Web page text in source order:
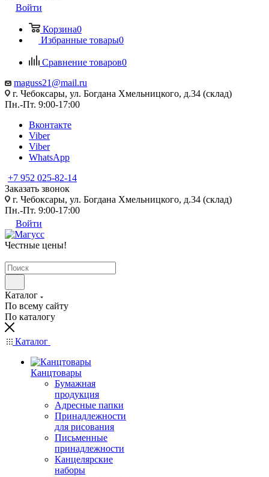
Войти
Корзина0
Избранные товары0
Сравнение товаров0
maguss21@mail.ru
г. Чебоксары, ул. Богдана Хмельницкого, д.34 (склад)
Пн.-Пт. 9:00-17:00
Вконтакте
Viber
Viber
WhatsApp
+7 952 025-82-14
Заказать звонок
г. Чебоксары, ул. Богдана Хмельницкого, д.34 (склад)
Пн.-Пт. 9:00-17:00
Войти
Честные цены!
Каталог
По всему сайту
По каталогу
Каталог
Канцтовары
Бумажная
продукция
Адресные папки
Принадлежности
для рисования
Письменные
принадлежности
Канцелярские
наборы